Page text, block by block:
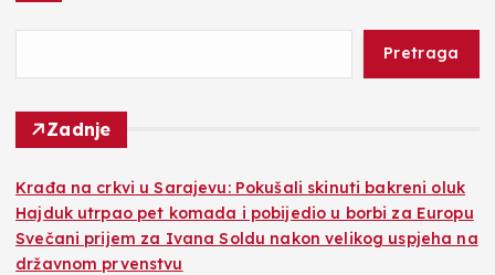
Pretraga
Zadnje
Krađa na crkvi u Sarajevu: Pokušali skinuti bakreni oluk
Hajduk utrpao pet komada i pobijedio u borbi za Europu
Svečani prijem za Ivana Soldu nakon velikog uspjeha na
državnom prvenstvu